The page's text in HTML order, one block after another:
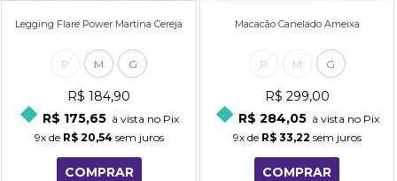
Legging Flare Power Martina Cereja
P M G
R$ 184,90
R$ 175,65 à vista no Pix
9xde R$ 20,54 sem juros
COMPRAR
Macacão Canelado Ameixa
P M G
R$ 299,00
R$ 284,05 à vista no Pix
9xde R$ 33,22 sem juros
COMPRAR